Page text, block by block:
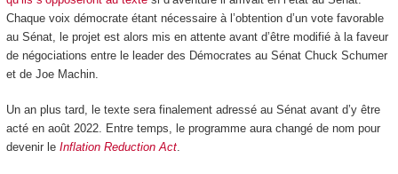
Chaque voix démocrate étant nécessaire à l’obtention d’un vote favorable
au Sénat, le projet est alors mis en attente avant d’être modifié à la faveur
de négociations entre le leader des Démocrates au Sénat Chuck Schumer
et de Joe Machin.
Un an plus tard, le texte sera finalement adressé au Sénat avant d’y être
acté en août 2022. Entre temps, le programme aura changé de nom pour
devenir le Inflation Reduction Act.